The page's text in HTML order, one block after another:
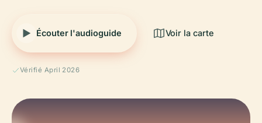
Écouter l'audioguide Voir la carte
Vérifié April 2026